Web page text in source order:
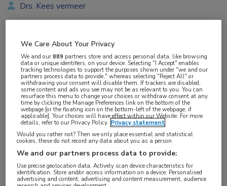
2 recente studies lieten goede resultaten zien
Drs. Kees vermeer
Vakgebieden:
Gastro-enterologie
Aandachtsgebieden:
IBD
Tags:
budesonide,colitis,diarree
We Care About Your Privacy
We and our889 partners store and access personal data, like browsing
data or unique identifiers, on your device. Selecting "I Accept" enables
tracking technologies to support the purposes shown under "we and our
partners process data to provide," whereas selecting "Reject All" or
withdrawing your consent will disable them. If trackers are disabled,
some content and ads you see may not be as relevant to you. You can
resurface this menu to change your choices or withdraw consent at any
time by clicking the Manage Preferences link on the bottom of the
webpage [or the floating icon on the bottom-left of the webpage, if
applicable]. Your choices will have effect within our Website. For more
details, refer to our Privacy Policy. Privacy statement
Would you rather not? Then we only place essential and statistical
cookies, these do not record any data about you as a person
We and our partners process data to provide:
Use precise geolocation data. Actively scan device characteristics for
identification. Store and/or access information on a device. Personalised
advertising and content, advertising and content measurement, audience